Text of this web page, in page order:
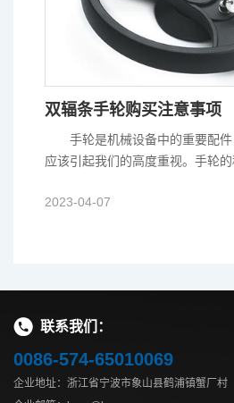
双辐条手轮购买注意事项
手轮是机械设备中的重要配件
应该引起我们的高度重视。手轮
2023-04-07
联系我们：
0086-574-65010069
企业地址：浙江省宁波市象山县鹤浦镇蟹厂村